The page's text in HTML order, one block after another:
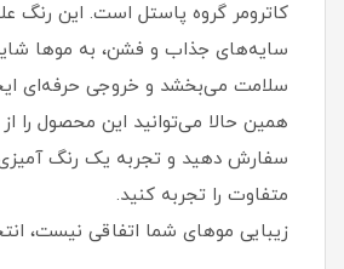
کاترومر گروه پاستل است. این رنگ
سایه‌های جذاب و فشن، به موها
سلامت می‌بخشد و خروجی حرفه‌ای
همین حالا می‌توانید این محصول را
سفارش دهید و تجربه یک رنگ‌
متفاوت را تجربه کنید.
زیبایی موهای شما اتفاقی نیست،